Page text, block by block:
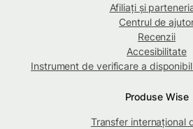
Afiliați și
Centrul de
Recenzii
Accesibilitate
Instrument de verificare a
Produse Wise
Transfer internațional